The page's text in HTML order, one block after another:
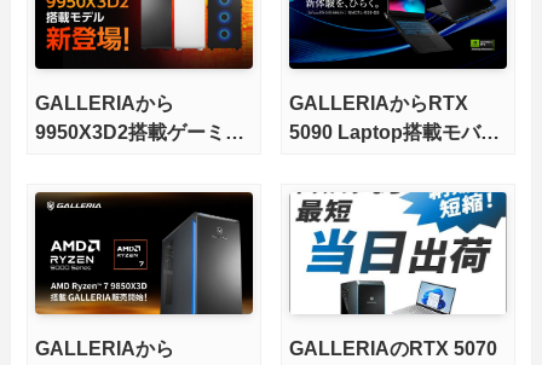
GALLERIAから
9950X3D2搭載ゲーミン
GALLERIAからRTX
5090 Laptop搭載モバイ
GALLERIAから
GALLERIAのRTX 5070